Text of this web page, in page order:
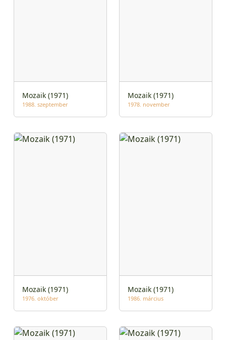
Mozaik (1971)
1988. szeptember
Mozaik (1971)
1978. november
Mozaik (1971)
1976. október
Mozaik (1971)
1986. március